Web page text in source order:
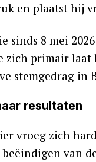
en plaatst hij
sinds 8 mei
zich primair laat
stemgedrag in
resultaten
vroeg zich
van